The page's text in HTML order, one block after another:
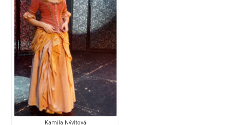
Kamila Nývltová